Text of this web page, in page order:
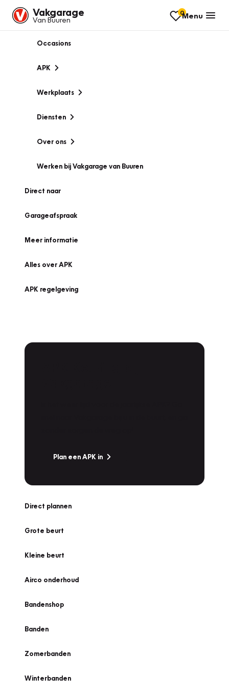
Vakgarage
Van Buuren
0Menu
Occasions
APK
Werkplaats
Diensten
Over ons
Werken bij Vakgarage van Buuren
Direct naar
Garageafspraak
Meer informatie
Alles over APK
APK regelgeving
Plan een APK in
Direct plannen
Grote beurt
Kleine beurt
Airco onderhoud
Bandenshop
Banden
Zomerbanden
Winterbanden